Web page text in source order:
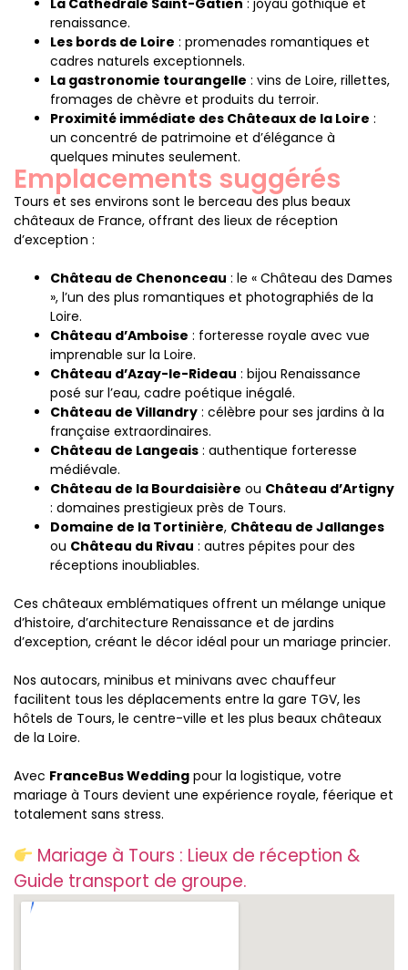
renaissance.
Les bords de Loire : promenades romantiques et
cadres naturels exceptionnels.
La gastronomie tourangelle : vins de Loire, rillettes,
fromages de chèvre et produits du terroir.
Proximité immédiate des Châteaux de la Loire :
un concentré de patrimoine et d’élégance à
quelques minutes seulement.
Emplacements suggérés
Tours et ses environs sont le berceau des plus beaux
châteaux de France, offrant des lieux de réception
d’exception :
Château de Chenonceau : le « Château des Dames
», l’un des plus romantiques et photographiés de la
Loire.
Château d’Amboise : forteresse royale avec vue
imprenable sur la Loire.
Château d’Azay-le-Rideau : bijou Renaissance
posé sur l’eau, cadre poétique inégalé.
Château de Villandry : célèbre pour ses jardins à la
française extraordinaires.
Château de Langeais : authentique forteresse
médiévale.
Château de la Bourdaisière ou Château d’Artigny
: domaines prestigieux près de Tours.
Domaine de la Tortinière, Château de Jallanges
ou Château du Rivau : autres pépites pour des
réceptions inoubliables.
Ces châteaux emblématiques offrent un mélange unique
d’histoire, d’architecture Renaissance et de jardins
d’exception, créant le décor idéal pour un mariage princier.
Nos autocars, minibus et minivans avec chauffeur
facilitent tous les déplacements entre la gare TGV, les
hôtels de Tours, le centre-ville et les plus beaux châteaux
de la Loire.
Avec FranceBus Wedding pour la logistique, votre
mariage à Tours devient une expérience royale, féerique et
totalement sans stress.
Mariage à Tours : Lieux de réception &
Guide transport de groupe.